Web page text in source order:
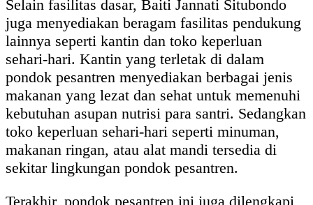
Selain fasilitas dasar, Baiti Jannati Situbondo
juga menyediakan beragam fasilitas pendukung
lainnya seperti kantin dan toko keperluan
sehari-hari. Kantin yang terletak di dalam
pondok pesantren menyediakan berbagai jenis
makanan yang lezat dan sehat untuk memenuhi
kebutuhan asupan nutrisi para santri. Sedangkan
toko keperluan sehari-hari seperti minuman,
makanan ringan, atau alat mandi tersedia di
sekitar lingkungan pondok pesantren.
Terakhir, pondok pesantren ini juga dilengkapi